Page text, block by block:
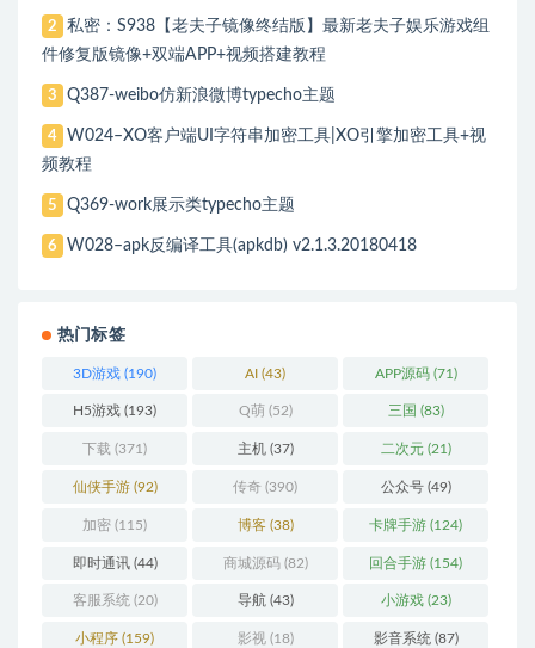
2
私密：S938【老夫子镜像终结版】最新老夫子娱乐游戏组
件修复版镜像+双端APP+视频搭建教程
3 Q387-weibo仿新浪微博typecho主题
4
W024–XO客户端UI字符串加密工具|XO引擎加密工具+视
频教程
5 Q369-work展示类typecho主题
6 W028–apk反编译工具(apkdb) v2.1.3.20180418
热门标签
3D游戏 (190) AI (43) APP源码(71)
H5游戏 (193) Q萌 (52) 三国 (83)
下载 (371) 主机(37) 二次元(21)
仙侠手游(92) 传奇 (390) 公众号(49)
加密 (115) 博客(38) 卡牌手游 (124)
即时通讯(44) 商城源码(82) 回合手游 (154)
客服系统 (20) 导航(43) 小游戏(23)
小程序 (159) 影视(18) 影音系统 (87)